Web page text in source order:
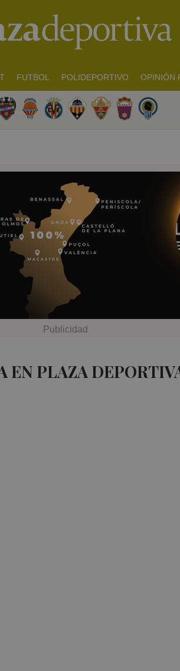
FUTBOL POLIDEPORTIVO OPINIÓN
EN PLAZA